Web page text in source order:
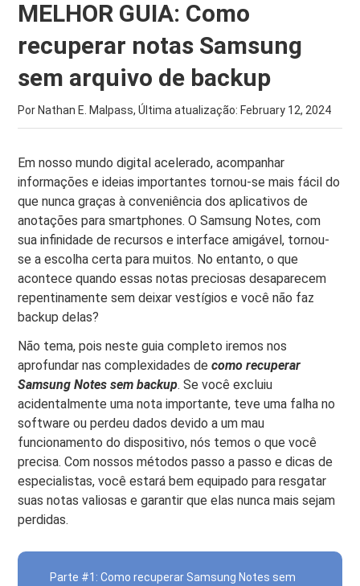
MELHOR GUIA: Como
recuperar notas Samsung
sem arquivo de backup
Por Nathan E. Malpass, Última atualização: February 12, 2024
Em nosso mundo digital acelerado, acompanhar
informações e ideias importantes tornou-se mais fácil do
que nunca graças à conveniência dos aplicativos de
anotações para smartphones. O Samsung Notes, com
sua infinidade de recursos e interface amigável, tornou-
se a escolha certa para muitos. No entanto, o que
acontece quando essas notas preciosas desaparecem
repentinamente sem deixar vestígios e você não faz
backup delas?
Não tema, pois neste guia completo iremos nos
aprofundar nas complexidades decomo recuperar
Samsung Notes sem backup. Se você excluiu
acidentalmente uma nota importante, teve uma falha no
software ou perdeu dados devido a um mau
funcionamento do dispositivo, nós temos o que você
precisa. Com nossos métodos passo a passo e dicas de
especialistas, você estará bem equipado para resgatar
suas notas valiosas e garantir que elas nunca mais sejam
perdidas.
Parte #1: Como recuperar Samsung Notes sem